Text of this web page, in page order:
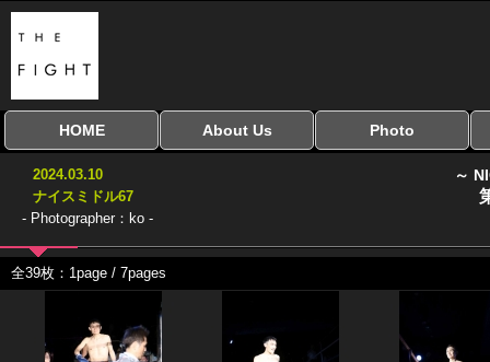
HOME
全興行を表示
ナイスミドル
アマチュアキック
協議会
全日本学生キック
建武館キッズ大会
Bigbang
おやじファイト
About Us Photo
2024.03.10
ナイスミドル67
- Photographer：ko -
～
全39枚：1page / 7pages